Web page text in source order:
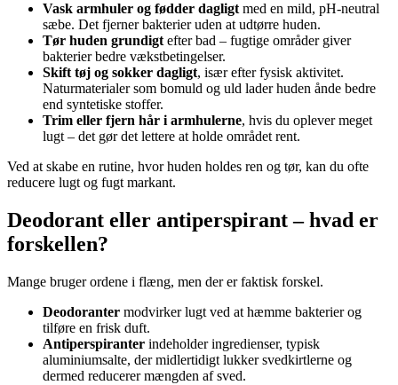
Vask armhuler og fødder dagligt med en mild, pH-neutral
sæbe. Det fjerner bakterier uden at udtørre huden.
Tør huden grundigt efter bad – fugtige områder giver
bakterier bedre vækstbetingelser.
Skift tøj og sokker dagligt, især efter fysisk aktivitet.
Naturmaterialer som bomuld og uld lader huden ånde bedre
end syntetiske stoffer.
Trim eller fjern hår i armhulerne, hvis du oplever meget
lugt – det gør det lettere at holde området rent.
Ved at skabe en rutine, hvor huden holdes ren og tør, kan du ofte
reducere lugt og fugt markant.
Deodorant eller antiperspirant – hvad er
forskellen?
Mange bruger ordene i flæng, men der er faktisk forskel.
Deodoranter modvirker lugt ved at hæmme bakterier og
tilføre en frisk duft.
Antiperspiranter indeholder ingredienser, typisk
aluminiumsalte, der midlertidigt lukker svedkirtlerne og
dermed reducerer mængden af sved.